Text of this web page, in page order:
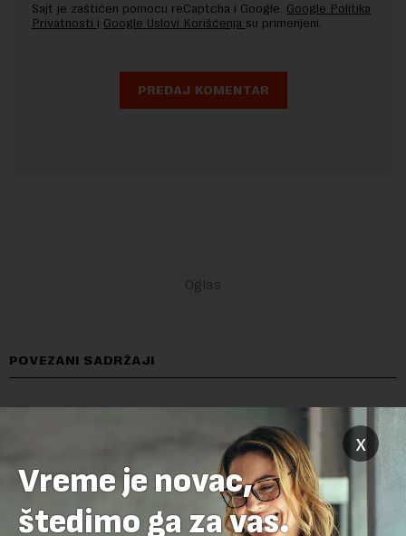
Sajt je zaštićen pomocu reCaptcha i Google. Google Politika
Privatnosti i Google Uslovi Korišćenja su primenjeni.
POVEZANI SADRŽAJI
x
Vreme je novac,
štedimo ga za vas.